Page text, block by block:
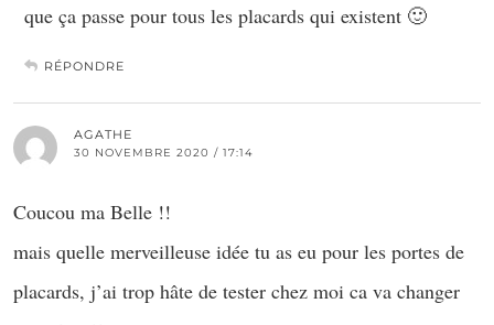
que ça passe pour tous les placards qui existent 🙂
RÉPONDRE
AGATHE
30 NOVEMBRE 2020 / 17:14
Coucou ma Belle !!
mais quelle merveilleuse idée tu as eu pour les portes de
placards, j’ai trop hâte de tester chez moi ca va changer